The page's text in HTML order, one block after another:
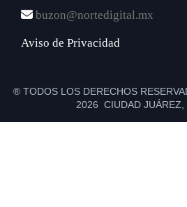
buzon@nortedigital.mx
Aviso de Privacidad
® TODOS LOS DERECHOS
2026 CIUDAD JUÁREZ,